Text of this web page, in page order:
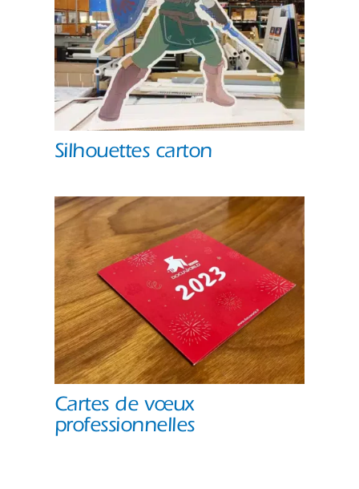
Silhouettes carton
Cartes de vœux
professionnelles